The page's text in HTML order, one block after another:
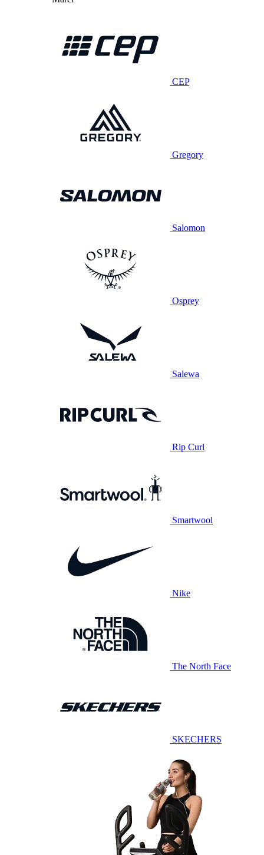
CEP
Gregory
Salomon
Osprey
Salewa
Rip Curl
Smartwool
Nike
The North Face
SKECHERS